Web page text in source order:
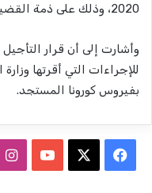
2020، وذلك على ذمة القضية رقم 488 لسنة 2019.
وأشارت إلى أن قرار
للإجراءات التي أقرتها
بفيروس كورونا المستجد.